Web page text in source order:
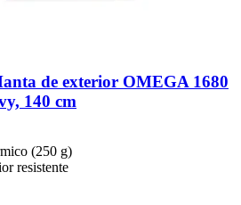
de exterior OMEGA 1680
140 cm
(250 g)
resistente